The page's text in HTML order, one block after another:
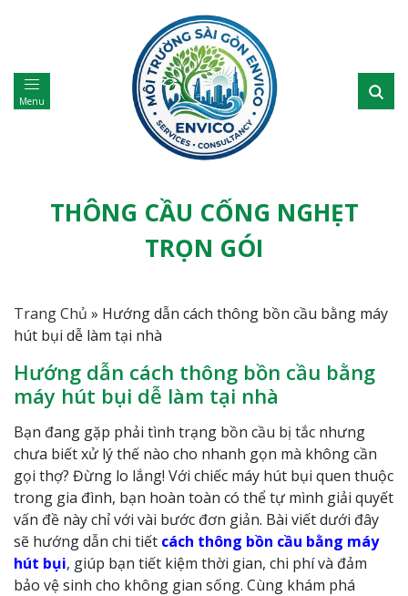
Menu
THÔNG CẦU CỐNG NGHẸT
TRỌN GÓI
Trang Chủ » Hướng dẫn cách thông bồn cầu bằng máy
hút bụi dễ làm tại nhà
Hướng dẫn cách thông bồn cầu bằng
máy hút bụi dễ làm tại nhà
Bạn đang gặp phải tình trạng bồn cầu bị tắc nhưng
chưa biết xử lý thế nào cho nhanh gọn mà không cần
gọi thợ? Đừng lo lắng! Với chiếc máy hút bụi quen thuộc
trong gia đình, bạn hoàn toàn có thể tự mình giải quyết
vấn đề này chỉ với vài bước đơn giản. Bài viết dưới đây
sẽ hướng dẫn chi tiết cách thông bồn cầu bằng máy
hút bụi, giúp bạn tiết kiệm thời gian, chi phí và đảm
bảo vệ sinh cho không gian sống. Cùng khám phá